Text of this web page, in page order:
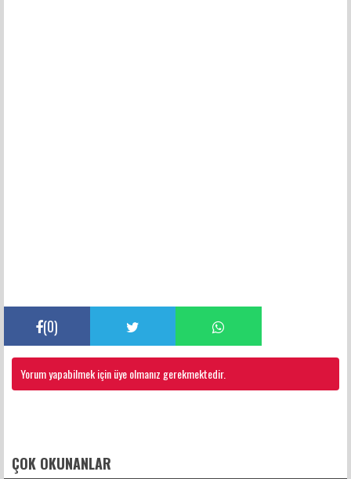
(0)
Yorum yapabilmek için üye olmanız gerekmektedir.
ÇOK OKUNANLAR